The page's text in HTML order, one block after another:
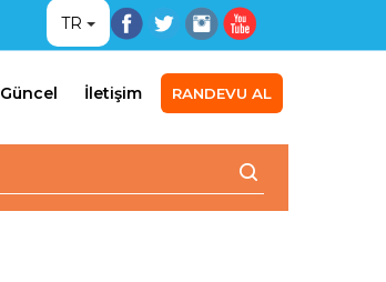
TR
Güncel İletişim RANDEVU AL